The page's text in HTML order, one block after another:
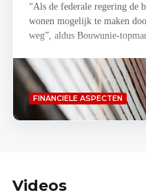
“Als de federale regering de
wonen mogelijk te maken
weg”, aldus Bouwunie-topman
FINANCIELE ASPECTEN
Videos